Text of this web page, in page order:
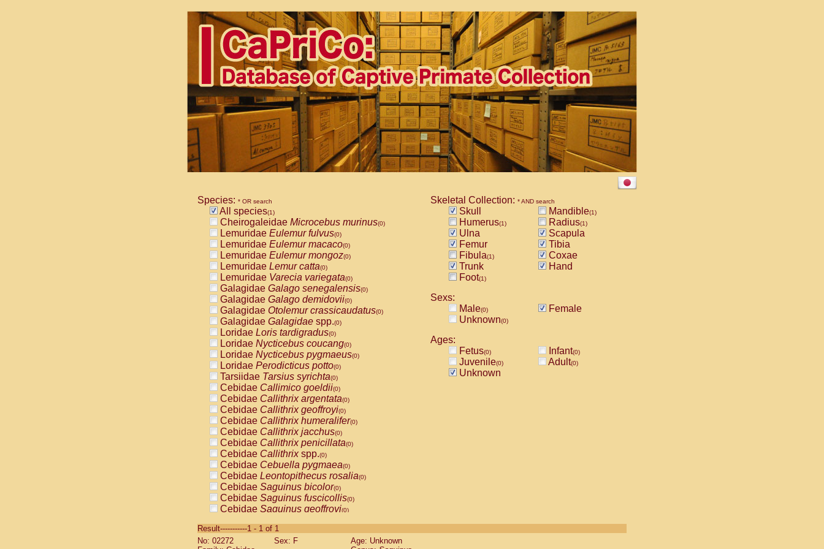
Species: * OR search
All species(1)
Cheirogaleidae Microcebus murinus(0)
Lemuridae Eulemur fulvus(0)
Lemuridae Eulemur macaco(0)
Lemuridae Eulemur mongoz(0)
Lemuridae Lemur catta(0)
Lemuridae Varecia variegata(0)
Galagidae Galago senegalensis(0)
Galagidae Galago demidovii(0)
Galagidae Otolemur crassicaudatus(0)
Galagidae Galagidae spp.(0)
Loridae Loris tardigradus(0)
Loridae Nycticebus coucang(0)
Loridae Nycticebus pygmaeus(0)
Loridae Perodicticus potto(0)
Tarsiidae Tarsius syrichta(0)
Cebidae Callimico goeldii(0)
Cebidae Callithrix argentata(0)
Cebidae Callithrix geoffroyi(0)
Cebidae Callithrix humeralifer(0)
Cebidae Callithrix jacchus(0)
Cebidae Callithrix penicillata(0)
Cebidae Callithrixspp.(0)
Cebidae Cebuella pygmaea(0)
Cebidae Leontopithecus rosalia(0)
Cebidae Saguinus bicolor(0)
Cebidae Saguinus fuscicollis(0)
Cebidae Saguinus geoffroyi(0)
CebidaeSaguinus labiatus(0)
Cebidae Saguinus leucopus (0)
Skeletal Collection: * AND search
Skull Mandible(1)
Humerus(1) Radius(1)
Ulna
Scapula
Femur
Tibia
Fibula(1)
Coxae
Trunk
Hand
Foot(1)
Sexs:
Male(0)
Female
Unknown(0)
Ages:
Fetus(0) Infant(0)
Juvenile(0) Adult(0)
Unknown
Result-----------1 - 1 of 1
No: 02272
Sex: F
Age: Unknown